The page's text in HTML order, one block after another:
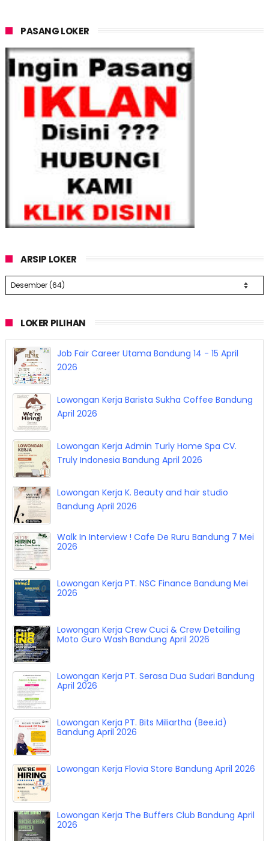
PASANG LOKER
ARSIP LOKER
LOKER PILIHAN
Job Fair Career Utama Bandung 14 - 15 April
2026
Lowongan Kerja Barista Sukha Coffee Bandung
April 2026
Lowongan Kerja Admin Turly Home Spa CV.
Truly Indonesia Bandung April 2026
Lowongan Kerja K. Beauty and hair studio
Bandung April 2026
Walk In Interview ! Cafe De Ruru Bandung 7 Mei
2026
Lowongan Kerja PT. NSC Finance Bandung Mei
2026
Lowongan Kerja Crew Cuci & Crew Detailing
Moto Guro Wash Bandung April 2026
Lowongan Kerja PT. Serasa Dua Sudari Bandung
April 2026
Lowongan Kerja PT. Bits Miliartha (Bee.id)
Bandung April 2026
Lowongan Kerja Flovia Store Bandung April 2026
Lowongan Kerja The Buffers Club Bandung April
2026